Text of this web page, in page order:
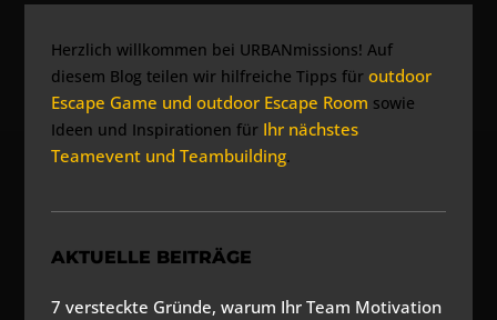
Herzlich willkommen bei URBANmissions! Auf
diesem Blog teilen wir hilfreiche Tipps füroutdoor
Escape Game und outdoor Escape Room sowie
Ideen und Inspirationen für Ihr nächstes
Teamevent und Teambuilding.
AKTUELLE BEITRÄGE
7 versteckte Gründe, warum Ihr Team Motivation